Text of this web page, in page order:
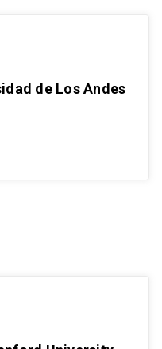
de Los Andes